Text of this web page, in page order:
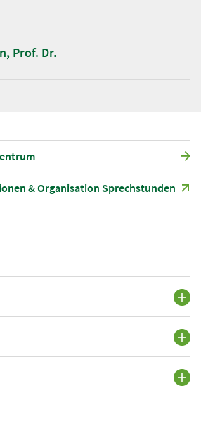
Prof. Dr.
& Organisation Sprechstunden